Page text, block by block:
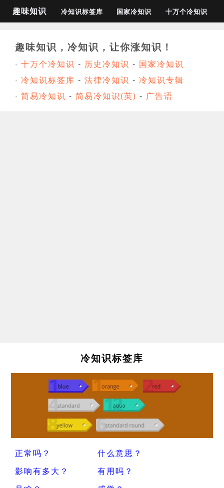
趣味知识 冷知识标签库 国家冷知识 十万个冷知识
趣味知识，冷知识，让你涨知识！
· 十万个冷知识 - 历史冷知识 - 国家冷知识
· 冷知识标签库 - 法律冷知识 - 冷知识专辑
· 简易冷知识 - 简易冷知识(英) - 广告语
冷知识标签库
正常吗？
什么意思？
影响有多大？
有用吗？